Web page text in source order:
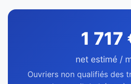
1 717
net estimé /
Ouvriers non qualifiés des